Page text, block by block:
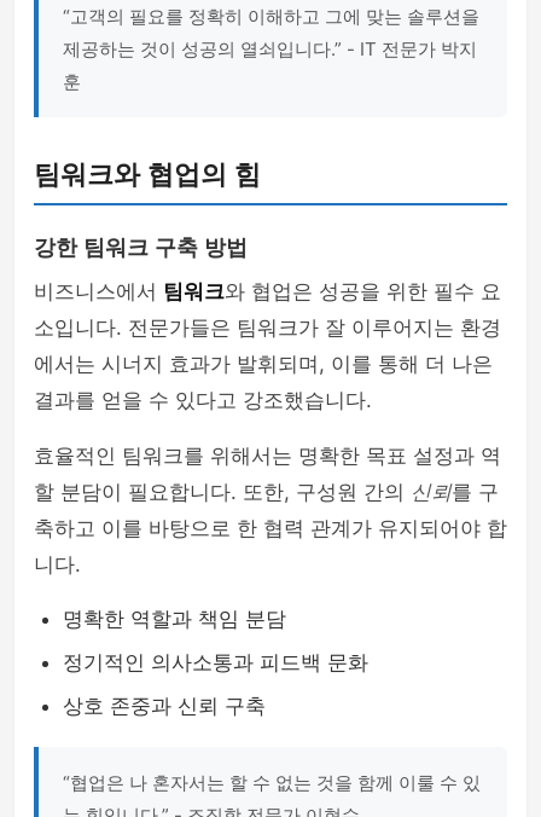
“고객의 필요를 정확히 이해하고 그에 맞는 솔루션을
제공하는 것이 성공의 열쇠입니다.” - IT 전문가 박지
훈
팀워크와 협업의 힘
강한 팀워크 구축 방법
비즈니스에서 팀워크와 협업은 성공을 위한 필수 요
소입니다. 전문가들은 팀워크가 잘 이루어지는 환경
에서는 시너지 효과가 발휘되며, 이를 통해 더 나은
결과를 얻을 수 있다고 강조했습니다.
효율적인 팀워크를 위해서는 명확한 목표 설정과 역
할 분담이 필요합니다. 또한, 구성원 간의 신뢰를 구
축하고 이를 바탕으로 한 협력 관계가 유지되어야 합
니다.
명확한 역할과 책임 분담
정기적인 의사소통과 피드백 문화
상호 존중과 신뢰 구축
“협업은 나 혼자서는 할 수 없는 것을 함께 이룰 수 있